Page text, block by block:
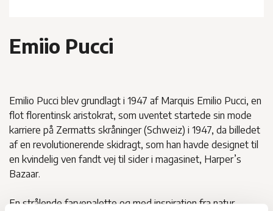
Emiio Pucci
Emilio Pucci blev grundlagt i 1947 af Marquis Emilio Pucci, en
flot florentinsk aristokrat, som uventet startede sin mode
karriere på Zermatts skråninger (Schweiz) i 1947, da billedet
af en revolutionerende skidragt, som han havde designet til
en kvindelig ven fandt vej til sider i magasinet, Harper’s
Bazaar.
En strålende farvepalette og med inspiration fra natur,